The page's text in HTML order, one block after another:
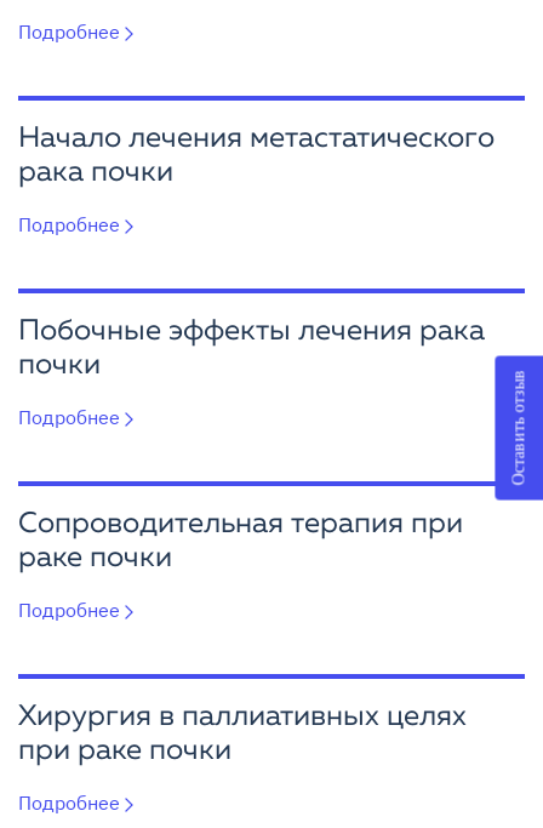
Подробнее
Начало лечения метастатического
рака почки
Подробнее
Побочные эффекты лечения рака
почки
Подробнее
Сопроводительная терапия при
раке почки
Подробнее
Хирургия в паллиативных целях
при раке почки
Подробнее
Оставить отзыв